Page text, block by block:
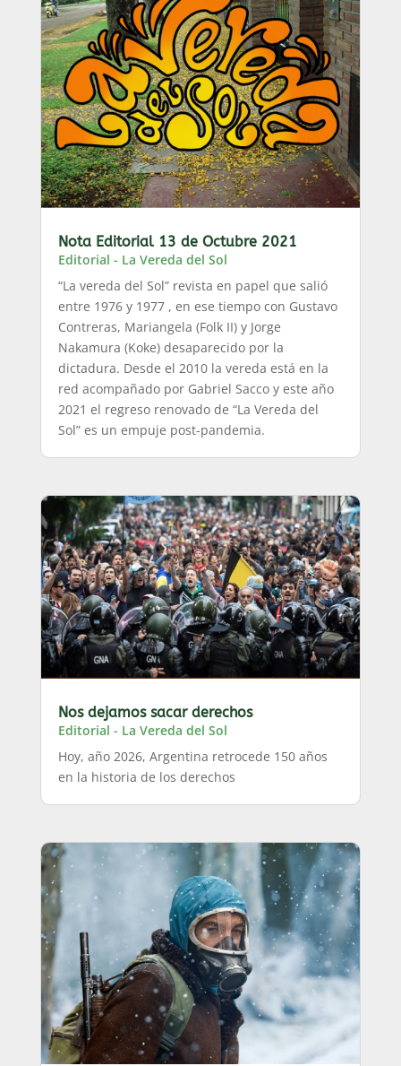
Nota Editorial 13 de Octubre 2021
Editorial - La Vereda del Sol
“La vereda del Sol” revista en papel que salió
entre 1976 y 1977 , en ese tiempo con Gustavo
Contreras, Mariangela (Folk II) y Jorge
Nakamura (Koke) desaparecido por la
dictadura. Desde el 2010 la vereda está en la
red acompañado por Gabriel Sacco y este año
2021 el regreso renovado de “La Vereda del
Sol” es un empuje post-pandemia.
Nos dejamos sacar derechos
Editorial - La Vereda del Sol
Hoy, año 2026, Argentina retrocede 150 años
en la historia de los derechos